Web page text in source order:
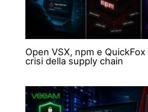
Open VSX, npm e
crisi della supply chain